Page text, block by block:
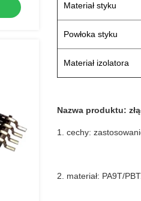
Materiał styku
Powłoka styku
Materiał izolatora
Nazwa produktu:
1. cechy:
2. materiał: PA9T/